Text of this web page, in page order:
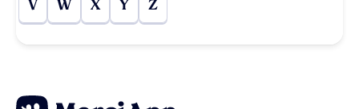
V W X Y Z